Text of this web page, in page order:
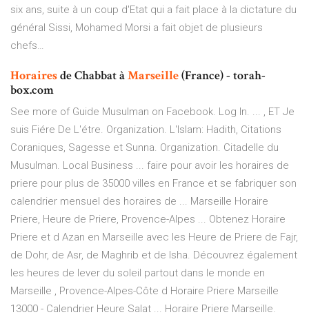
six ans, suite à un coup d'Etat qui a fait place à la dictature du
général Sissi, Mohamed Morsi a fait objet de plusieurs
chefs…
Horairesde Chabbat àMarseille(France) - torah-
box.com
See more of Guide Musulman on Facebook. Log In. ... , ET Je
suis Fiére De L'étre. Organization. L'Islam: Hadith, Citations
Coraniques, Sagesse et Sunna. Organization. Citadelle du
Musulman. Local Business ... faire pour avoir les horaires de
priere pour plus de 35000 villes en France et se fabriquer son
calendrier mensuel des horaires de ... Marseille Horaire
Priere, Heure de Priere, Provence-Alpes ... Obtenez Horaire
Priere et d Azan en Marseille avec les Heure de Priere de Fajr,
de Dohr, de Asr, de Maghrib et de Isha. Découvrez également
les heures de lever du soleil partout dans le monde en
Marseille , Provence-Alpes-Côte d Horaire Priere Marseille
13000 - Calendrier Heure Salat ... Horaire Priere Marseille.